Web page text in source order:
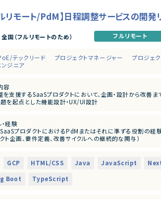
リモート/PdM】日程調整サービスの開発
全国（フルリモートのため） フルリモート
テックリード プロジェクトマネージャー プロジェ
ジニア
容
支援するSaaSプロダクトにおいて、企画・設計から改善ま
題を起点とした機能設計・UX/UI設計
や運用面の改善を含むプロダクト品質の担保
随する、経営・顧客・開発をつなぐ横断的な役割
スは、まさにその可能性を持つプロダクトであり、さらにそ
断やアウトプットでプロダクトと事業を前進させ、社会に価
景
経験
SaaSプロダクトにおけるPdMまたはそれに準ずる役割の経
クト企画、要件定義、改善サイクルへの継続的な関与）
先度の設計・ロードマップ策定の経験
ニアと円滑にコミュニケーションできる技術理解
（営業・CS・経営層）と連携しながらプロダクトを推進した経験
応・運用改善など、プロダクト品質に責任を持った経験
GCP HTML/CSS Java JavaScript
Boot TypeScript